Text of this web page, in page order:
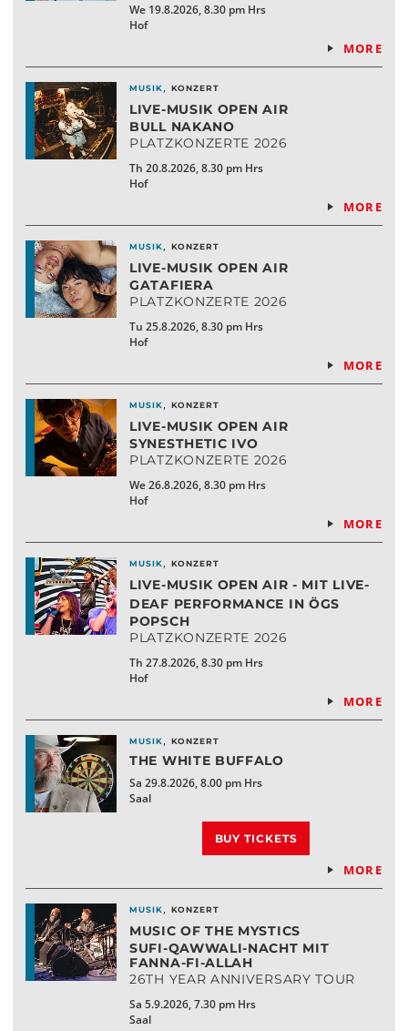
We 19.8.2026, 8.30 pm Hrs
Hof
MORE
MUSIK, KONZERT
LIVE-MUSIK OPEN AIR
BULL NAKANO
PLATZKONZERTE 2026
Th 20.8.2026, 8.30 pm Hrs
Hof
MORE
MUSIK, KONZERT
LIVE-MUSIK OPEN AIR
GATAFIERA
PLATZKONZERTE 2026
Tu 25.8.2026, 8.30 pm Hrs
Hof
MORE
MUSIK, KONZERT
LIVE-MUSIK OPEN AIR
SYNESTHETIC IVO
PLATZKONZERTE 2026
We 26.8.2026, 8.30 pm Hrs
Hof
MORE
MUSIK, KONZERT
LIVE-MUSIK OPEN AIR - MIT LIVE-
DEAF PERFORMANCE IN ÖGS
POPSCH
PLATZKONZERTE 2026
Th 27.8.2026, 8.30 pm Hrs
Hof
MORE
MUSIK, KONZERT
THE WHITE BUFFALO
Sa 29.8.2026, 8.00 pm Hrs
Saal
MORE
BUY TICKETS
MUSIK, KONZERT
MUSIC OF THE MYSTICS
SUFI-QAWWALI-NACHT MIT
FANNA-FI-ALLAH
26TH YEAR ANNIVERSARY TOUR
Sa 5.9.2026, 7.30 pm Hrs
Saal